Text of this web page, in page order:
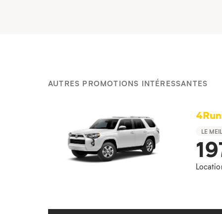
AUTRES PROMOTIONS INTÉRESSANTES
LE